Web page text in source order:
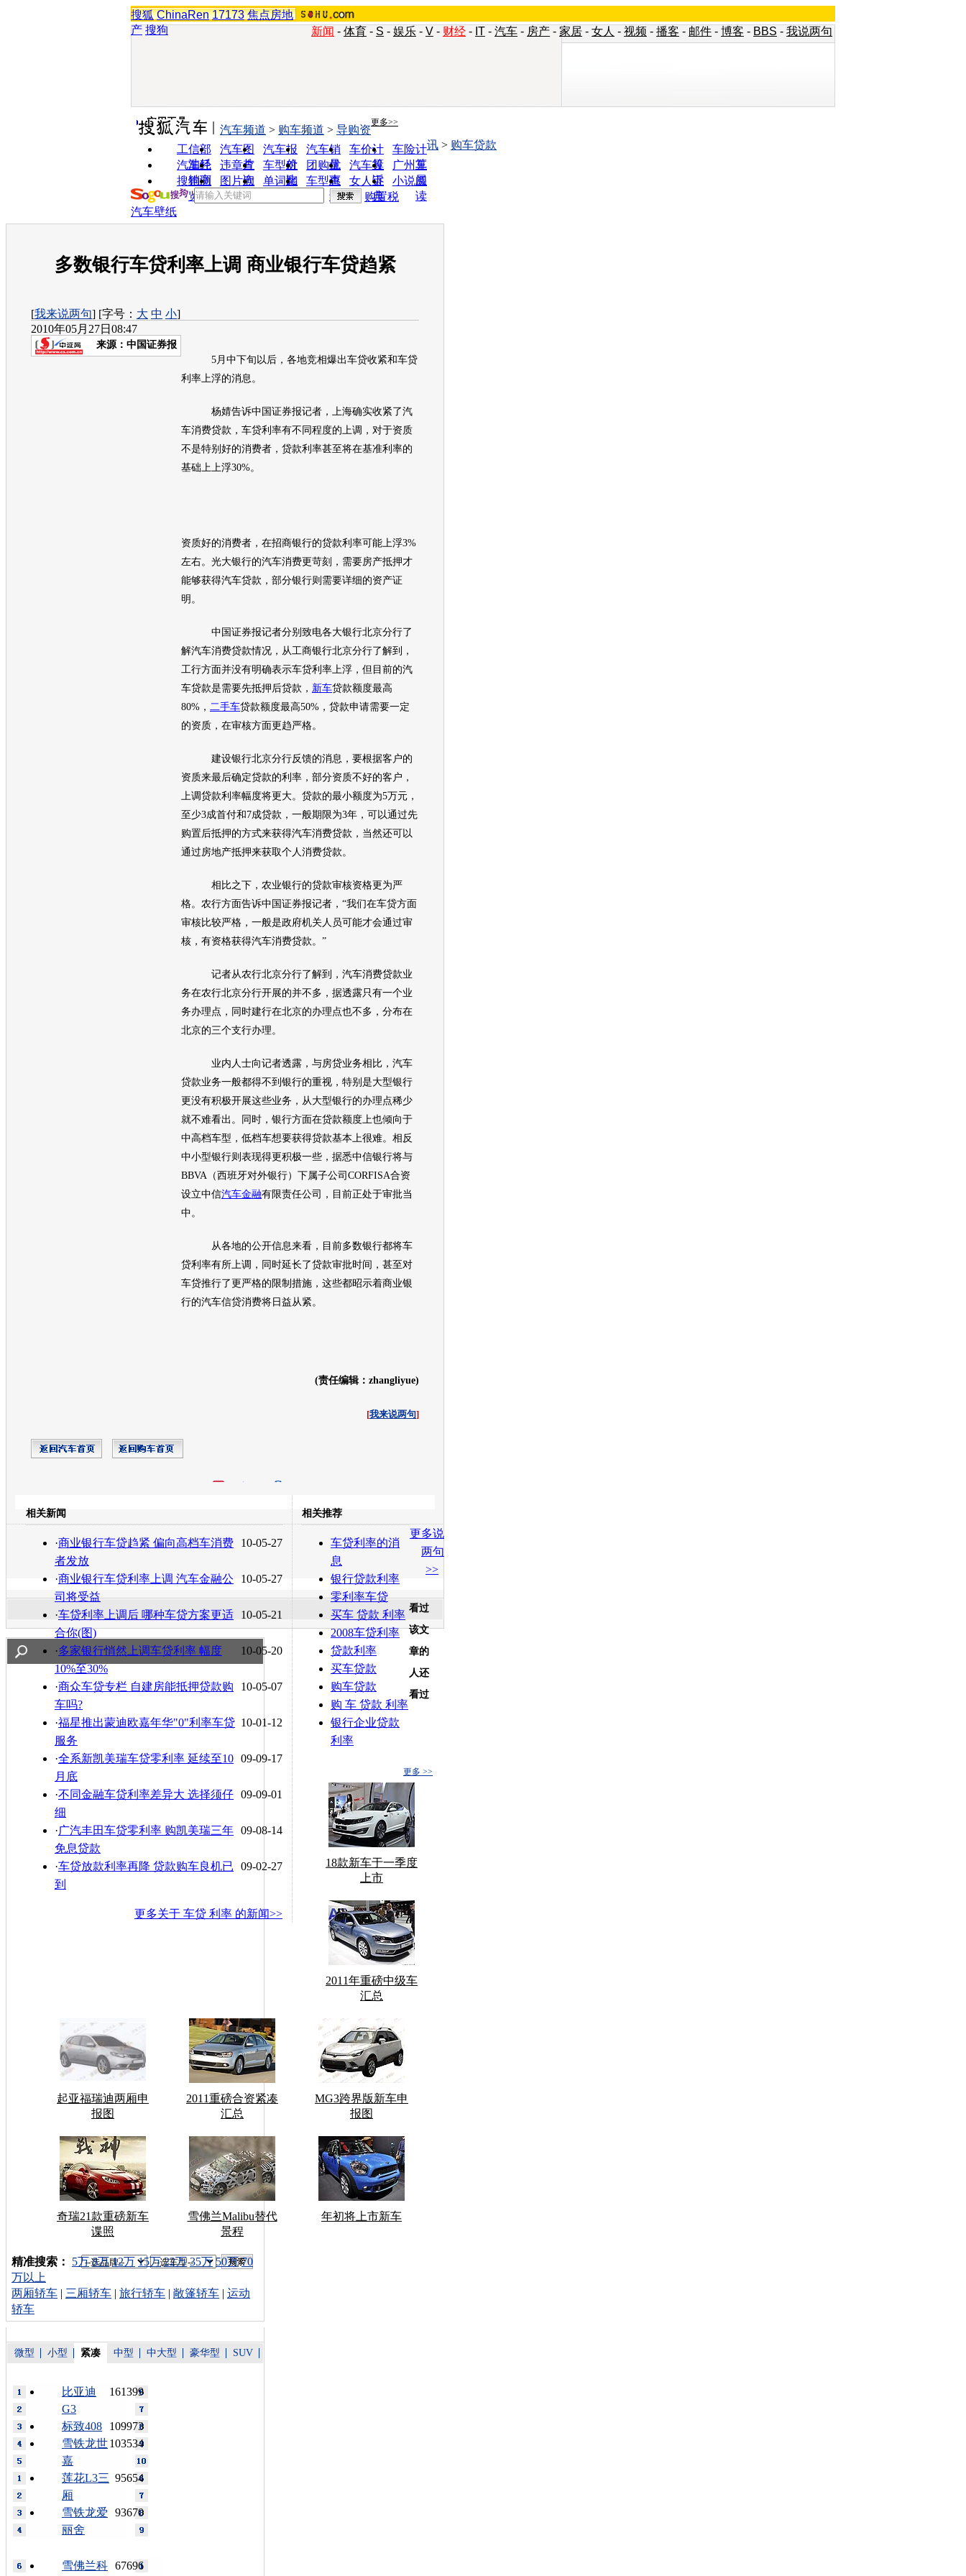
搜狐 ChinaRen 17173 焦点房地
产 搜狗 新闻 - 体育 - S - 娱乐 - V - 财经 - IT - 汽车 - 房产 - 家居 - 女人 - 视频 - 播客 - 邮件 - 博客 - BBS - 我说两句
实用工具 更多>>
工信部
油耗
汽车图
片
汽车报
价
汽车销
量
车价计
算
车险计
算
汽车经
销商
违章查
询
车型对
比
团购优
惠
汽车投
诉
广州车
展
搜狗浏
览器
图片欣
赏
单词翻
车型查
询
女人宝
典
小说阅
读
汽车频道 > 购车频道 > 导购资
讯 > 购车贷款
购置税
汽车壁纸
多数银行车贷利率上调 商业银行车贷趋紧
[我来说两句] [字号： 大 中 小]
2010年05月27日08:47
来源： 中国证券报
5月中下旬以后，各地竞相爆出车贷收紧和车贷
利率上浮的消息。
杨婧告诉中国证券报记者，上海确实收紧了汽
车消费贷款，车贷利率有不同程度的上调，对于资质
不是特别好的消费者，贷款利率甚至将在基准利率的
基础上上浮30%。
资质好的消费者，在招商银行的贷款利率可能上浮3%
左右。光大银行的汽车消费更苛刻，需要房产抵押才
能够获得汽车贷款，部分银行则需要详细的资产证
明。
中国证券报记者分别致电各大银行北京分行了
解汽车消费贷款情况，从工商银行北京分行了解到，
工行方面并没有明确表示车贷利率上浮，但目前的汽
车贷款是需要先抵押后贷款， 新车贷款额度最高
80%， 二手车贷款额度最高50%，贷款申请需要一定
的资质，在审核方面更趋严格。
建设银行北京分行反馈的消息，要根据客户的
资质来最后确定贷款的利率，部分资质不好的客户，
上调贷款利率幅度将更大。贷款的最小额度为5万元，
至少3成首付和7成贷款，一般期限为3年，可以通过先
购置后抵押的方式来获得汽车消费贷款，当然还可以
通过房地产抵押来获取个人消费贷款。
相比之下，农业银行的贷款审核资格更为严
格。农行方面告诉中国证券报记者，“我们在车贷方面
审核比较严格，一般是政府机关人员可能才会通过审
核，有资格获得汽车消费贷款。”
记者从农行北京分行了解到，汽车消费贷款业
务在农行北京分行开展的并不多，据透露只有一个业
务办理点，同时建行在北京的办理点也不多，分布在
北京的三个支行办理。
业内人士向记者透露，与房贷业务相比，汽车
贷款业务一般都得不到银行的重视，特别是大型银行
更没有积极开展这些业务，从大型银行的办理点稀少
就不难看出。同时，银行方面在贷款额度上也倾向于
中高档车型，低档车想要获得贷款基本上很难。相反
中小型银行则表现得更积极一些，据悉中信银行将与
BBVA（西班牙对外银行）下属子公司CORFISA合资
设立中信汽车金融有限责任公司，目前正处于审批当
中。
从各地的公开信息来看，目前多数银行都将车
贷利率有所上调，同时延长了贷款审批时间，甚至对
车贷推行了更严格的限制措施，这些都昭示着商业银
行的汽车信贷消费将日益从紧。
(责任编辑：zhangliyue)
[我来说两句]
转发至： 白社会 百度i贴吧
相关新闻
10-05-27
·商业银行车贷趋紧 偏向高档车消费
者发放
10-05-27
·商业银行车贷利率上调 汽车金融公
司将受益
10-05-21
·车贷利率上调后 哪种车贷方案更适
合你(图)
10-05-20
·多家银行悄然上调车贷利率 幅度
10%至30%
10-05-07
·商众车贷专栏 自建房能抵押贷款购
车吗?
10-01-12
·福星推出蒙迪欧嘉年华"0"利率车贷
服务
09-09-17
·全系新凯美瑞车贷零利率 延续至10
月底
09-09-01
·不同金融车贷利率差异大 选择须仔
细
09-08-14
·广汽丰田车贷零利率 购凯美瑞三年
免息贷款
09-02-27
·车贷放款利率再降 贷款购车良机已
到
更多关于 车贷 利率 的新闻>>
相关推荐
车贷利率的消
息
银行贷款利率
零利率车贷
买车 贷款 利率
2008车贷利率
贷款利率
买车贷款
购车贷款
购 车 贷款 利率
银行企业贷款
利率
更多说
两句
>>
更多 >>
看过
该文
章的
人还
看过
18款新车于一季度
上市
2011年重磅中级车
汇总
起亚福瑞迪两厢申
报图
2011重磅合资紧凑
汇总
MG3跨界版新车申
报图
奇瑞21款重磅新车
谍照
雪佛兰Malibu替代
景程
年初将上市新车
车型搜索：
精准搜索： 5万 8万 12万 15万 22万 35万 50万 70
万以上
两厢轿车 | 三厢轿车 | 旅行轿车 | 敞篷轿车 | 运动
轿车
微型 小型 紧凑 中型 中大型 豪华型 SUV
161399
比亚迪
G3
109973
标致408
103534
雪铁龙世
嘉
95654
莲花L3三
厢
93670
雪铁龙爱
丽舍
67696
雪佛兰科